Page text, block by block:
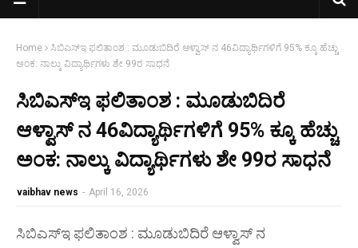
Home
ಸಿಬಿಎಸ್‌ಇ ಫಲಿತಾಂಶ : ಮೂಡುಬಿದಿರೆ ಆಳ್ವಾಸ್ ನ 46ವಿದ್ಯಾರ್ಥಿಗಳಿಗೆ 95% ಕ್ಕೂ ಹೆಚ್ಚು
ಅಂಕ: ನಾಲ್ಕು ವಿದ್ಯಾರ್ಥಿಗಳು ಶೇ 99ರ ಸಾಧನೆ
ಸಿಬಿಎಸ್‌ಇ ಫಲಿತಾಂಶ : ಮೂಡುಬಿದಿರೆ
ಆಳ್ವಾಸ್ ನ 46ವಿದ್ಯಾರ್ಥಿಗಳಿಗೆ 95% ಕ್ಕೂ ಹೆಚ್ಚು
ಅಂಕ: ನಾಲ್ಕು ವಿದ್ಯಾರ್ಥಿಗಳು ಶೇ 99ರ ಸಾಧನೆ
vaibhav news - April 16, 2026
ಸಿಬಿಎಸ್‌ಇ ಫಲಿತಾಂಶ : ಮೂಡುಬಿದಿರೆ ಆಳ್ವಾಸ್ ನ